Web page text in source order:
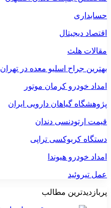
حسابداری
اقتصاد دیجیتال
مقالات هلث
بهترین جراح اسلیو معده در تهران
امداد خودرو کرمان موتور
پژوهشگاه گیاهان دارویی ایران
قیمت ارتودنسی دندان
دستگاه کربوکسی تراپی
امداد خودرو هیوندا
عمل تیروئید
پربازدیدترین مطالب